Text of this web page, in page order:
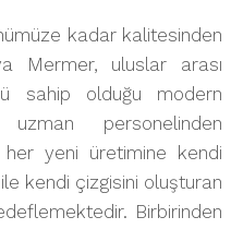
kadar kalitesinden
Mermer, uluslar arası
sahip olduğu modern
personelinden
her yeni üretimine kendi
ile kendi çizgisini oluşturan
Birbirinden